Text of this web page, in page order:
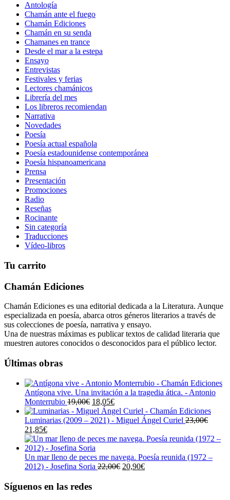
Antología
Chamán ante el fuego
Chamán Ediciones
Chamán en su senda
Chamanes en trance
Desde el mar a la estepa
Ensayo
Entrevistas
Festivales y ferias
Lectores chamánicos
Librería del mes
Los libreros recomiendan
Narrativa
Novedades
Poesía
Poesía actual española
Poesía estadounidense contemporánea
Poesía hispanoamericana
Prensa
Presentación
Promociones
Radio
Reseñas
Rocinante
Sin categoría
Traducciones
Vídeo-libros
Tu carrito
Chamán Ediciones
Chamán Ediciones es una editorial dedicada a la Literatura. Aunque
especializada en poesía, abarca otros géneros literarios a través de
sus colecciones de poesía, narrativa y ensayo.
Una de nuestras máximas es publicar textos de calidad literaria que
muestren autores conocidos o desconocidos para el público lector.
Últimas obras
Antígona vive. Una invitación a la tragedia ática. - Antonio
Monterrubio 19,00€ El
precio
original
19,00€.
18,05€El
precio
actual
18,05€.
Luminarias (2009 – 2021) - Miguel Ángel Curiel 23,00€
El
precio
original
era:
23,00€.
21,85€El
precio
actual
es:
21,85€.
Un mar lleno de peces me navega. Poesía reunida (1972 –
2012) - Josefina Soria 22,00€ El
20,90€El
Síguenos en las redes